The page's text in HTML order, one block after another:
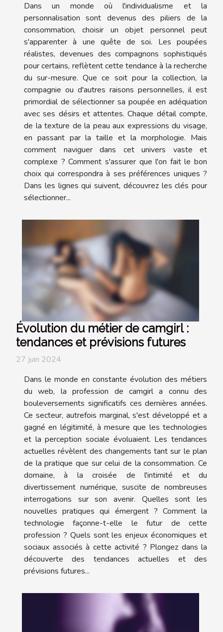
Dans un monde où l'individualisme et la
personnalisation sont devenus des piliers de la
consommation, choisir un objet personnel peut
s'apparenter à une quête de soi. Les poupées
réalistes, devenues des compagnons sophistiqués
pour certains, reflètent cette tendance à la recherche
du sur-mesure. Que ce soit pour la collection, la
compagnie ou d'autres raisons personnelles, il est
primordial de sélectionner sa poupée en adéquation
avec ses désirs et attentes. Chaque détail compte,
de la texture de la peau aux expressions du visage,
en passant par la taille et la morphologie. Mais
comment naviguer dans cet univers vaste et
complexe ? Comment s'assurer que l'on fait le bon
choix qui correspondra à ses préférences uniques ?
Dans les lignes qui suivent, découvrez les clés pour
sélectionner...
Évolution du métier de camgirl :
tendances et prévisions futures
27 juin 2024
Dans le monde en constante évolution des métiers
du web, la profession de camgirl a connu des
bouleversements significatifs ces dernières années.
Ce secteur, autrefois marginal, s'est développé et a
gagné en légitimité, à mesure que les technologies
et la perception sociale évoluaient. Les tendances
actuelles révèlent des changements tant sur le plan
de la pratique que sur celui de la consommation. Ce
domaine, à la croisée de l'intimité et du
divertissement numérique, suscite de nombreuses
interrogations sur son avenir. Quelles sont les
nouvelles pratiques qui émergent ? Comment la
technologie façonne-t-elle le futur de cette
profession ? Quels sont les enjeux économiques et
sociaux associés à cette activité ? Plongez dans la
découverte des tendances actuelles et des
prévisions futures...